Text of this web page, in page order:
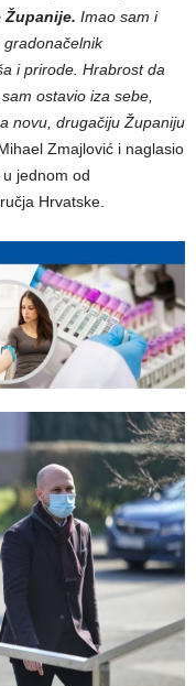
Županije. Imao sam i
i prirode. Hrabrost da
ostavio iza sebe,
novu, drugačiju Županiju
Zmajlović i naglasio
jednom od
Hrvatske.